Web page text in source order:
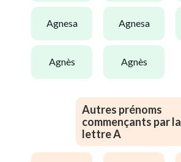
agnesa agnesa
agnès agnès
Autres prénoms
commençants par la
lettre A